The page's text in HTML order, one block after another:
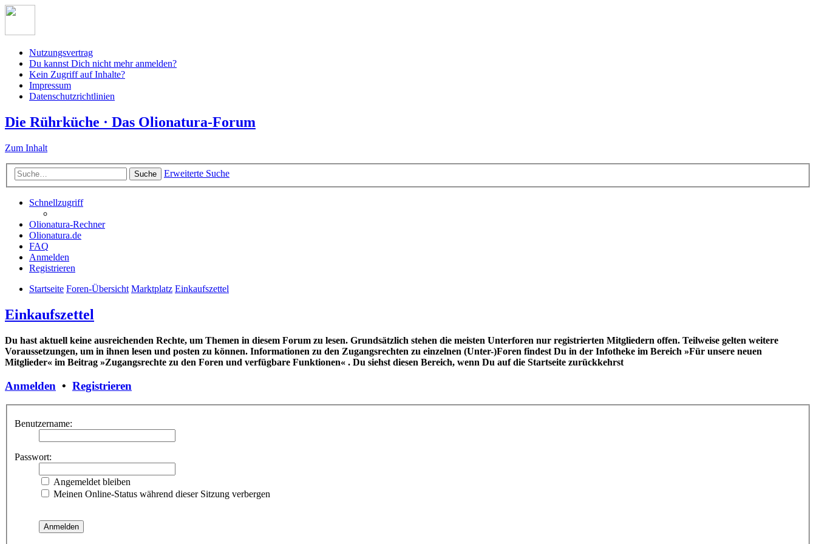
Nutzungsvertrag
Du kannst Dich nicht mehr anmelden?
Kein Zugriff auf Inhalte?
Impressum
Datenschutzrichtlinien
Die Rührküche · Das Olionatura-Forum
Zum Inhalt
Suche Erweiterte Suche
Schnellzugriff
Olionatura-Rechner
Olionatura.de
FAQ
Anmelden
Registrieren
Startseite Foren-Übersicht Marktplatz Einkaufszettel
Einkaufszettel
Du hast aktuell keine ausreichenden Rechte, um Themen in diesem Forum zu lesen. Grundsätzlich stehen die meisten Unterforen nur registrierten Mitgliedern offen. Teilweise gelten weitere
Voraussetzungen, um in ihnen lesen und posten zu können. Informationen zu den Zugangsrechten zu einzelnen (Unter-)Foren findest Du in der Infotheke im Bereich »Für unsere neuen
Mitglieder« im Beitrag »Zugangsrechte zu den Foren und verfügbare Funktionen« . Du siehst diesen Bereich, wenn Du auf die Startseite zurückkehrst
Anmelden • Registrieren
Benutzername:
Passwort:
Angemeldet bleiben
Meinen Online-Status während dieser Sitzung verbergen